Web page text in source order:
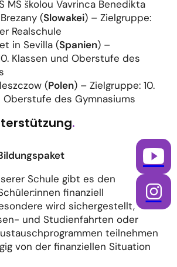
MS školou Vavrinca Benedikta
(Slowakei) – Zielgruppe:
Realschule
in Sevilla (Spanien) –
Klassen und Oberstufe des
(Polen) – Zielgruppe: 10.
Oberstufe des Gymnasiums
.
Schule gibt es den
finanziell
wird sichergestellt,
und Studienfahrten oder
teilnehmen
von der finanziellen Situation